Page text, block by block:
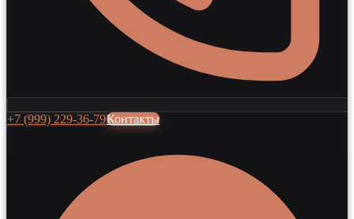
+7 (999) 229-36-79Контакты